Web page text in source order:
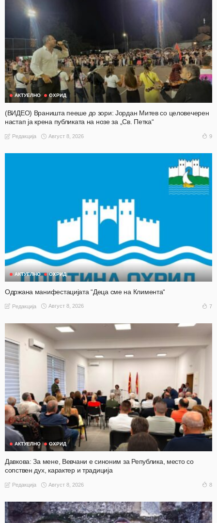
АКТУЕЛНО ОХРИД
(ВИДЕО) Враништа пееше до зори: Јордан Митев со целовечерен
настап ја крена публиката на нозе за „Св. Петка“
Редакција Август 8, 2026 9
АКТУЕЛНО ОХРИД
Одржана манифестацијата “Деца сме на Климента“
Редакција Август 8, 2026 7
АКТУЕЛНО ОХРИД
Давкова: За мене, Вевчани е синоним за Република, место со
сопствен дух, карактер и традиција
Редакција Август 8, 2026 8